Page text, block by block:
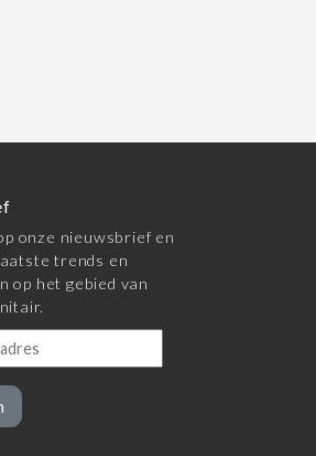
onze nieuwsbrief en
trends en
op het gebied van